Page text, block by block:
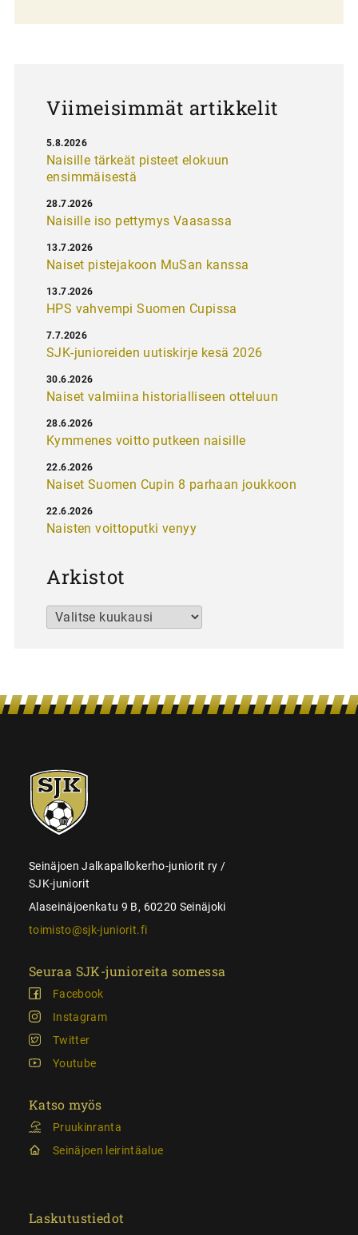
Viimeisimmät artikkelit
Naisille tärkeät pisteet elokuun
ensimmäisestä
5.8.2026
Naisille iso pettymys Vaasassa
28.7.2026
Naiset pistejakoon MuSan kanssa
13.7.2026
HPS vahvempi Suomen Cupissa
13.7.2026
SJK-junioreiden uutiskirje kesä 2026
7.7.2026
Naiset valmiina historialliseen otteluun
30.6.2026
Kymmenes voitto putkeen naisille
28.6.2026
Naiset Suomen Cupin 8 parhaan joukkoon
22.6.2026
Naisten voittoputki venyy
22.6.2026
Arkistot
Arkistot
SJK-
juniorit
Seinäjoen Jalkapallokerho-juniorit ry /
SJK-juniorit
Alaseinäjoenkatu 9 B, 60220 Seinäjoki
toimisto@sjk-juniorit.fi
Seuraa SJK-junioreita somessa
Facebook
Instagram
Twitter
Youtube
Katso myös
Pruukinranta
Seinäjoen leirintäalue
Laskutustiedot